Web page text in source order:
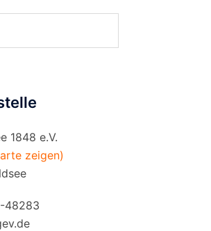
1848 e.V.
zeigen)
48283